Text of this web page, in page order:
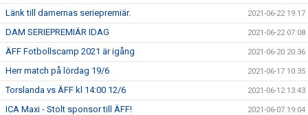
Länk till damernas seriepremiär. 2021-06-22 19:17
DAM SERIEPREMIÄR IDAG 2021-06-22 07:08
ÄFF Fotbollscamp 2021 är igång 2021-06-20 20:36
Herr match på lördag 19/6 2021-06-17 10:35
Torslanda vs ÄFF kl 14:00 12/6 2021-06-12 13:43
ICA Maxi - Stolt sponsor till ÄFF! 2021-06-07 19:04